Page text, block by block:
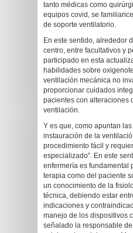
tanto médicas como
equipos covid, se
de soporte ventilatorio.
En este sentido, alrededor
centro, entre facultativos y
participado en esta
habilidades sobre
ventilación mecánica no
proporcionar cuidados
pacientes con alteraciones
ventilación.
Y es que, como apuntan
instauración de la
procedimiento fácil y
especializado”. En este
enfermería es fundamental
terapia como del paciente
un conocimiento de la
técnica, debiendo estar
indicaciones y
manejo de los dispositivos
señalado la responsable